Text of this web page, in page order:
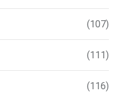
(107)
(111)
(116)